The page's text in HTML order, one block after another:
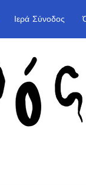
Ιερά Σύνοδος